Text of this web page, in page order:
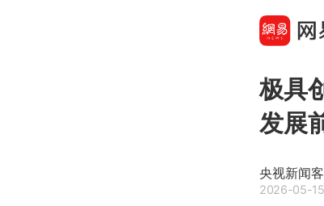
极具
发展
央视新闻
2026-05-